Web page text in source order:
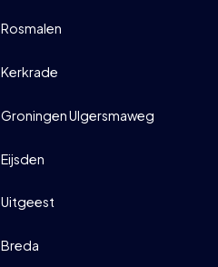
Rosmalen
Kerkrade
Groningen Ulgersmaweg
Eijsden
Uitgeest
Breda